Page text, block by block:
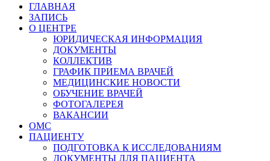
ГЛАВНАЯ
ЗАПИСЬ
О ЦЕНТРЕ
ЮРИДИЧЕСКАЯ ИНФОРМАЦИЯ
ДОКУМЕНТЫ
КОЛЛЕКТИВ
ГРАФИК ПРИЕМА ВРАЧЕЙ
МЕДИЦИНСКИЕ НОВОСТИ
ОБУЧЕНИЕ ВРАЧЕЙ
ФОТОГАЛЕРЕЯ
ВАКАНСИИ
ОМС
ПАЦИЕНТУ
ПОДГОТОВКА К ИССЛЕДОВАНИЯМ
ДОКУМЕНТЫ ДЛЯ ПАЦИЕНТА